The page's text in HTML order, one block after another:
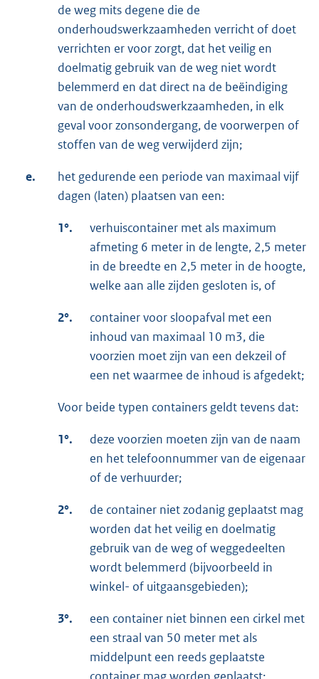
de weg mits degene die de
onderhoudswerkzaamheden verricht of doet
verrichten er voor zorgt, dat het veilig en
doelmatig gebruik van de weg niet wordt
belemmerd en dat direct na de beëindiging
van de onderhoudswerkzaamheden, in elk
geval voor zonsondergang, de voorwerpen of
stoffen van de weg verwijderd zijn;
e.
het gedurende een periode van maximaal vijf
dagen (laten) plaatsen van een:
1°.
verhuiscontainer met als maximum
afmeting 6 meter in de lengte, 2,5 meter
in de breedte en 2,5 meter in de hoogte,
welke aan alle zijden gesloten is, of
2°.
container voor sloopafval met een
inhoud van maximaal 10 m3, die
voorzien moet zijn van een dekzeil of
een net waarmee de inhoud is afgedekt;
Voor beide typen containers geldt tevens dat:
1°.
deze voorzien moeten zijn van de naam
en het telefoonnummer van de eigenaar
of de verhuurder;
2°.
de container niet zodanig geplaatst mag
worden dat het veilig en doelmatig
gebruik van de weg of weggedeelten
wordt belemmerd (bijvoorbeeld in
winkel- of uitgaansgebieden);
3°.
een container niet binnen een cirkel met
een straal van 50 meter met als
middelpunt een reeds geplaatste